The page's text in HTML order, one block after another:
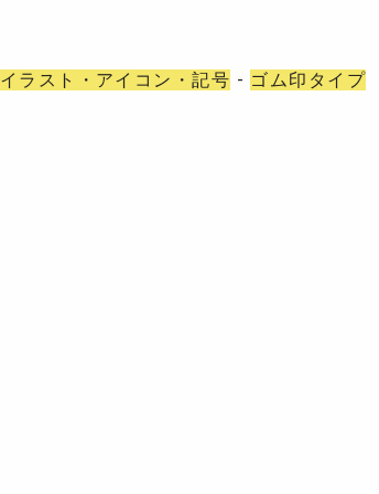
イラスト・アイコン・記号 - ゴム印タイプ